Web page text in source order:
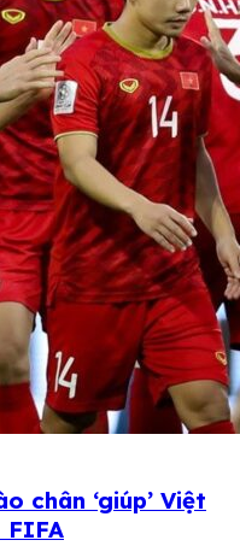
chân ‘giúp’ Việt
FIFA